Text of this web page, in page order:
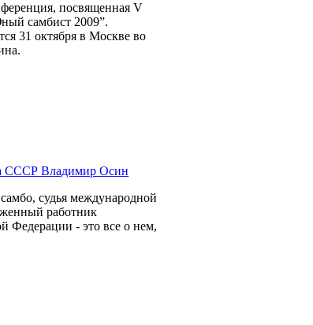
посвященная V
самбист 2009”.
31 октября в Москве во
СССР Владимир Осин
судья международной
работник
Федерации - это все о нем,